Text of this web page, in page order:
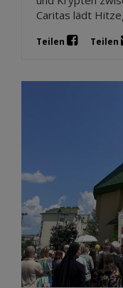
Caritas lädt
Teilen Teilen